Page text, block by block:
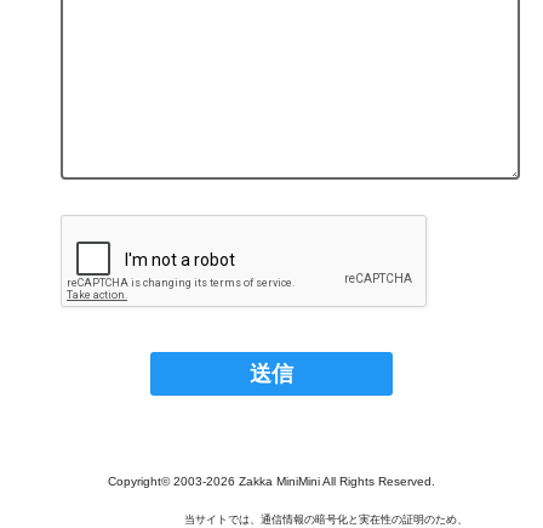
Copyright© 2003‐2026 Zakka MiniMini All Rights Reserved.
当サイトでは、通信情報の暗号化と実在性の証明のため、